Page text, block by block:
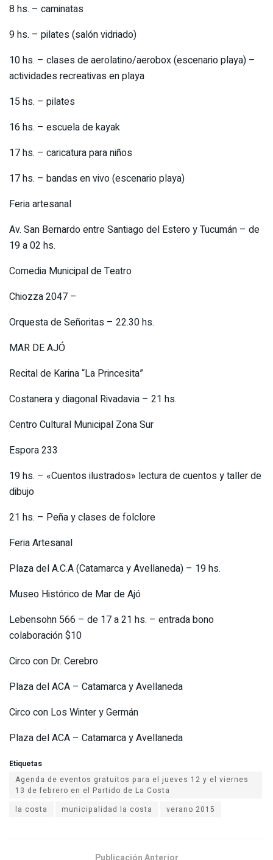
8 hs. – caminatas
9 hs. – pilates (salón vidriado)
10 hs. – clases de aerolatino/aerobox (escenario playa) –
actividades recreativas en playa
15 hs. – pilates
16 hs. – escuela de kayak
17 hs. – caricatura para niños
17 hs. – bandas en vivo (escenario playa)
Feria artesanal
Av. San Bernardo entre Santiago del Estero y Tucumán – de
19 a 02 hs.
Comedia Municipal de Teatro
Chiozza 2047 –
Orquesta de Señoritas – 22.30 hs.
MAR DE AJÓ
Recital de Karina “La Princesita”
Costanera y diagonal Rivadavia – 21 hs.
Centro Cultural Municipal Zona Sur
Espora 233
19 hs. – «Cuentos ilustrados» lectura de cuentos y taller de
dibujo
21 hs. – Peña y clases de folclore
Feria Artesanal
Plaza del A.C.A (Catamarca y Avellaneda) – 19 hs.
Museo Histórico de Mar de Ajó
Lebensohn 566 – de 17 a 21 hs. – entrada bono
colaboración $10
Circo con Dr. Cerebro
Plaza del ACA – Catamarca y Avellaneda
Circo con Los Winter y Germán
Plaza del ACA – Catamarca y Avellaneda
Etiquetas
Agenda de eventos gratuitos para el jueves 12 y el viernes
la costa
municipalidad la costa verano 2015